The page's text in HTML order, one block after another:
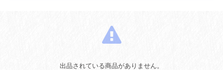
出品されている商品がありません。